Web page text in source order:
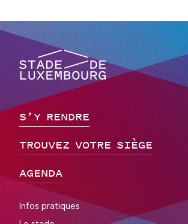
Stade de Luxembourg, go to main
S’Y RENDRE
TROUVEZ VOTRE SIÈGE
AGENDA
Infos pratiques